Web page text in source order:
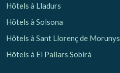
Hôtels à Lladurs
Hôtels à Solsona
Hôtels à Sant Llorenç de Morunys
Hôtels à El Pallars Sobirà